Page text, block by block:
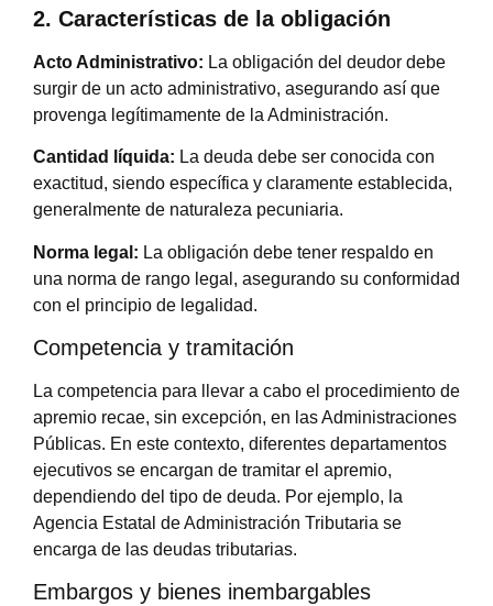
2. Características de la obligación
Acto Administrativo: La obligación del deudor debe
surgir de un acto administrativo, asegurando así que
provenga legítimamente de la Administración.
Cantidad líquida: La deuda debe ser conocida con
exactitud, siendo específica y claramente establecida,
generalmente de naturaleza pecuniaria.
Norma legal: La obligación debe tener respaldo en
una norma de rango legal, asegurando su conformidad
con el principio de legalidad.
Competencia y tramitación
La competencia para llevar a cabo el procedimiento de
apremio recae, sin excepción, en las Administraciones
Públicas. En este contexto, diferentes departamentos
ejecutivos se encargan de tramitar el apremio,
dependiendo del tipo de deuda. Por ejemplo, la
Agencia Estatal de Administración Tributaria se
encarga de las deudas tributarias.
Embargos y bienes inembargables